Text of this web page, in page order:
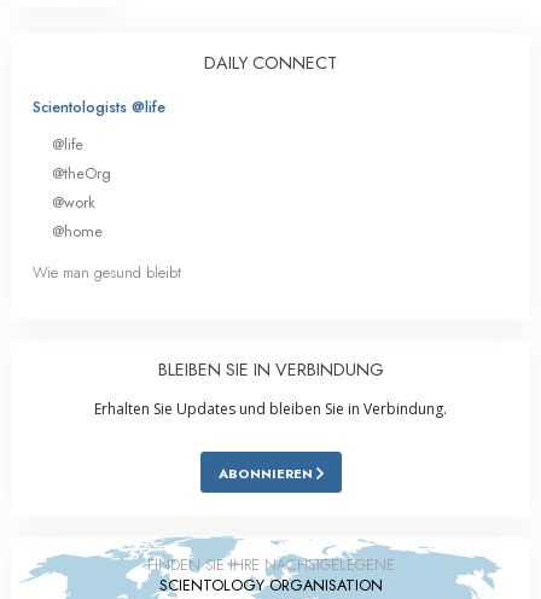
DAILY CONNECT
Scientologists @life
@life
@theOrg
@work
@home
Wie man gesund bleibt
BLEIBEN SIE IN VERBINDUNG
Erhalten Sie Updates und bleiben Sie in Verbindung.
ABONNIEREN
FINDEN SIE IHRE NÄCHSTGELEGENE
SCIENTOLOGY ORGANISATION